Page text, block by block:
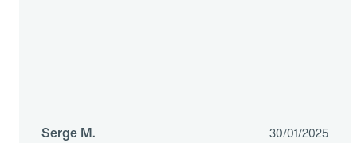
Serge M. 30/01/2025